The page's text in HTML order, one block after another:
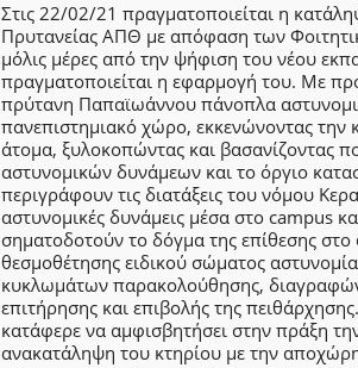
Στις 22/02/21 πραγματοποιείται η
Πρυτανείας ΑΠΘ με απόφαση των
μόλις μέρες από την ψήφιση του νέου
πραγματοποιείται η εφαρμογή του. Με
πρύτανη Παπαϊωάννου πάνοπλα
πανεπιστημιακό χώρο, εκκενώνοντας την
άτομα, ξυλοκοπώντας και βασανίζοντας
αστυνομικών δυνάμεων και το όργιο
περιγράφουν τις διατάξεις του νόμου
αστυνομικές δυνάμεις μέσα στο campus
σηματοδοτούν το δόγμα της επίθεσης στο
θεσμοθέτησης ειδικού σώματος
κυκλωμάτων παρακολούθησης, διαγραφών
επιτήρησης και επιβολής της
κατάφερε να αμφισβητήσει στην πράξη
ανακατάληψη του κτηρίου με την